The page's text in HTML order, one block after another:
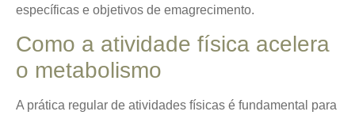
específicas e objetivos de emagrecimento.
Como a atividade física acelera
o metabolismo
A prática regular de atividades físicas é fundamental para